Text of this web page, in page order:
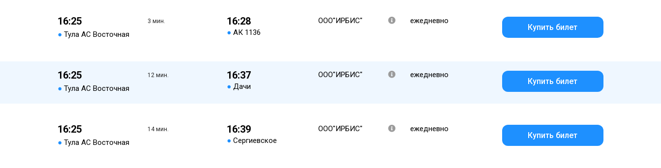
16:25
● Тула АС Восточная
3 мин. 16:28
● АК 1136
ООО"ИРБИС" ежедневно
Купить билет
16:25
● Тула АС Восточная
12 мин. 16:37
● Дачи
ООО"ИРБИС" ежедневно
Купить билет
16:25
● Тула АС Восточная
14 мин. 16:39
● Сергиевское
ООО"ИРБИС" ежедневно
Купить билет